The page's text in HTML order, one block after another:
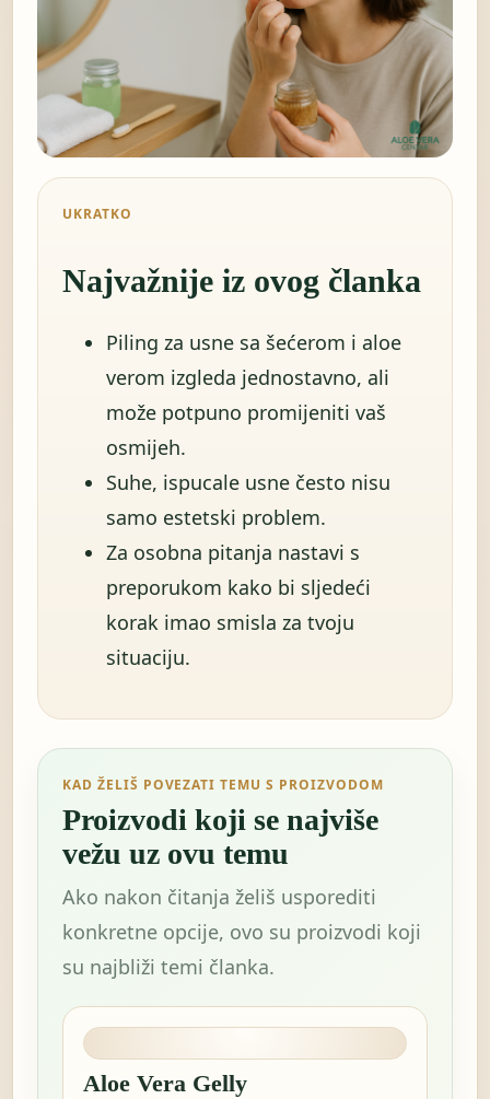
UKRATKO
Najvažnije iz ovog članka
Piling za usne sa šećerom i aloe
verom izgleda jednostavno, ali
može potpuno promijeniti vaš
osmijeh.
Suhe, ispucale usne često nisu
samo estetski problem.
Za osobna pitanja nastavi s
preporukom kako bi sljedeći
korak imao smisla za tvoju
situaciju.
KAD ŽELIŠ POVEZATI TEMU S PROIZVODOM
Proizvodi koji se najviše
vežu uz ovu temu
Ako nakon čitanja želiš usporediti
konkretne opcije, ovo su proizvodi koji
su najbliži temi članka.
Aloe Vera Gelly